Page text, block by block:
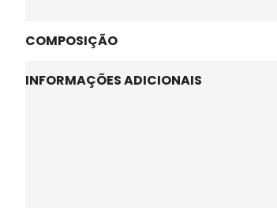
COMPOSIÇÃO
INFORMAÇÕES ADICIONAIS